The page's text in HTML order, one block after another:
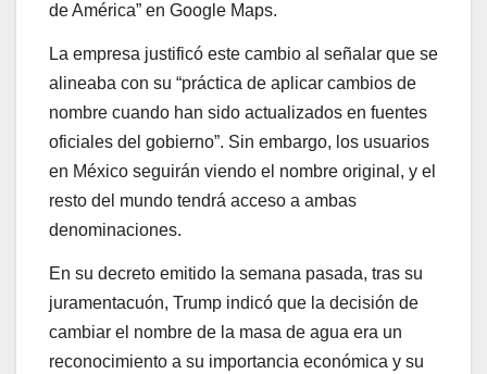
de América” en Google Maps.
La empresa justificó este cambio al señalar que se
alineaba con su “práctica de aplicar cambios de
nombre cuando han sido actualizados en fuentes
oficiales del gobierno”. Sin embargo, los usuarios
en México seguirán viendo el nombre original, y el
resto del mundo tendrá acceso a ambas
denominaciones.
En su decreto emitido la semana pasada, tras su
juramentacuón, Trump indicó que la decisión de
cambiar el nombre de la masa de agua era un
reconocimiento a su importancia económica y su